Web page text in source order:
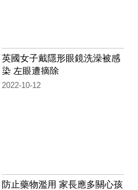
英國女子戴隱形眼鏡洗澡被感
染 左眼遭摘除
2022-10-12
防止藥物濫用 家長應多關心孩